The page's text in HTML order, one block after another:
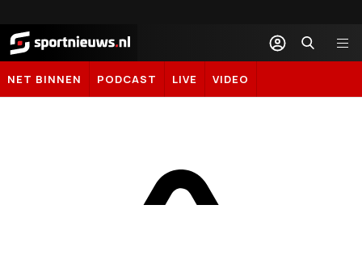
Sportnieuws.nl
NET BINNEN PODCAST LIVE VIDEO